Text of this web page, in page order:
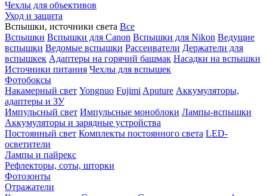
Чехлы для объективов
Уход и защита
Вспышки, источники света Все
Вспышки Вспышки для Canon Вспышки для Nikon Ведущие
вспышки Ведомые вспышки Рассеиватели Держатели для
вспышкек Адаптеры на горячий башмак Насадки на вспышки
Источники питания Чехлы для вспышек
Фотобоксы
Накамерный свет Yongnuo Fujimi Aputure Аккумуляторы,
адаптеры и ЗУ
Импульсный свет Импульсные моноблоки Лампы-вспышки
Аккумуляторы и зарядные устройства
Постоянный свет Комплекты постоянного света LED-
осветители
Лампы и пайрекс
Рефлекторы, соты, шторки
Фотозонты
Отражатели